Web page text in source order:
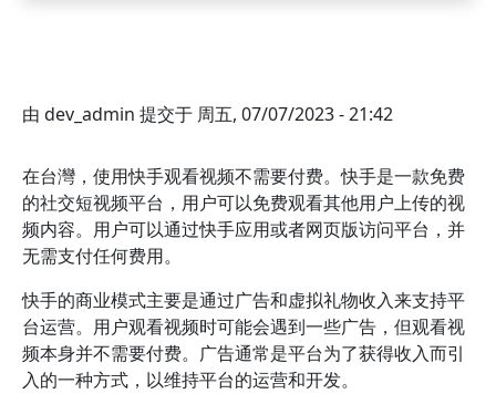
由 dev_admin 提交于 周五, 07/07/2023 - 21:42
在台灣，使用快手观看视频不需要付费。快手是一款免费
的社交短视频平台，用户可以免费观看其他用户上传的视
频内容。用户可以通过快手应用或者网页版访问平台，并
无需支付任何费用。
快手的商业模式主要是通过广告和虚拟礼物收入来支持平
台运营。用户观看视频时可能会遇到一些广告，但观看视
频本身并不需要付费。广告通常是平台为了获得收入而引
入的一种方式，以维持平台的运营和开发。